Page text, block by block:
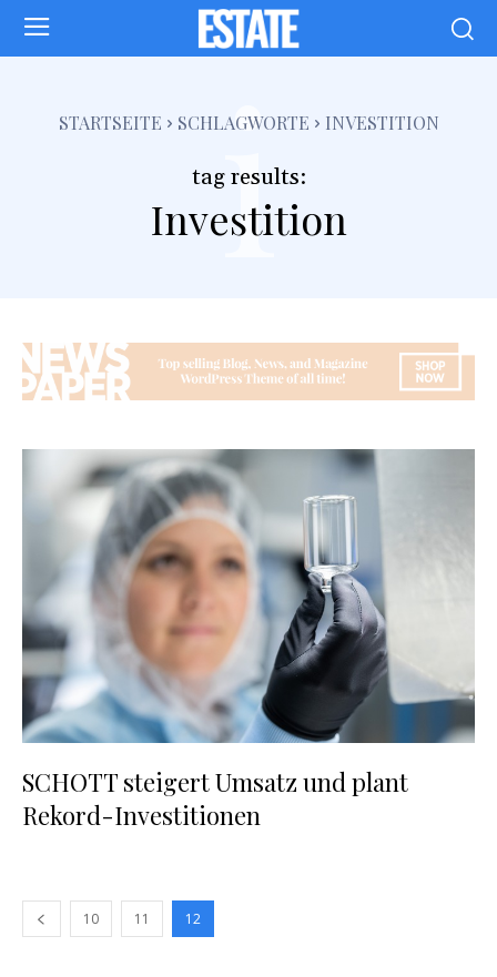
STARTSEITE SCHLAGWORTE INVESTITION
tag results:
Investition
i
SCHOTT steigert Umsatz und plant
Rekord-Investitionen
10 11 12